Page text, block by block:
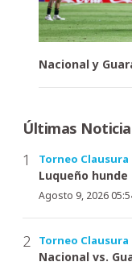
Nacional y
Últimas
Torneo Clausura
Luqueño hunde
Agosto 9, 2026
Torneo Clausura
Nacional vs.